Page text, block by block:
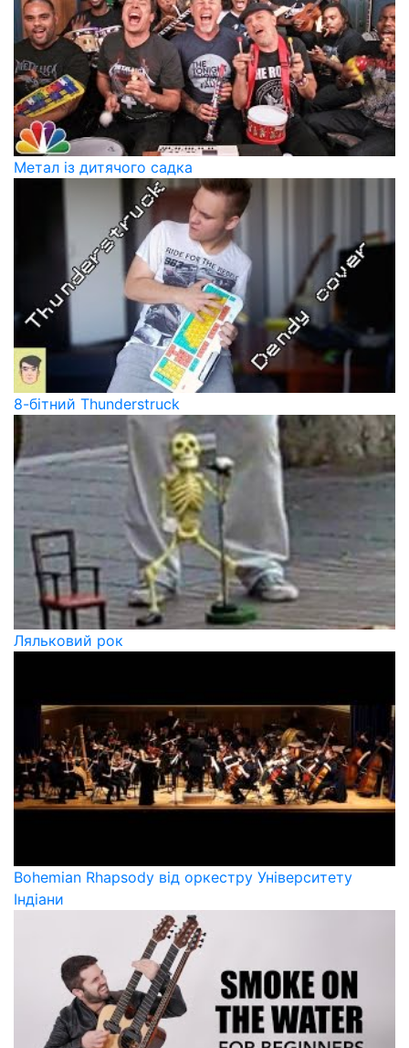
Метал із дитячого садка
8-бітний Thunderstruck
Ляльковий рок
Bohemian Rhapsody від оркестру Університету
Індіани